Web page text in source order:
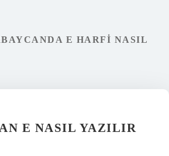
E HARFI NASIL
E NASIL YAZILIR